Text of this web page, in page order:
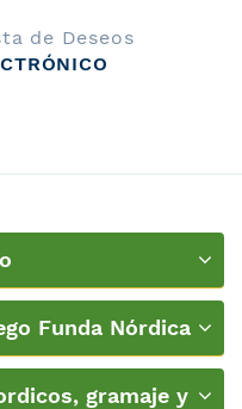
de Deseos
Funda Nórdica
gramaje y